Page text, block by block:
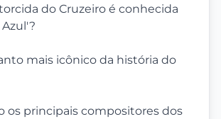
do Cruzeiro é conhecida
mais icônico da história do
os principais compositores dos